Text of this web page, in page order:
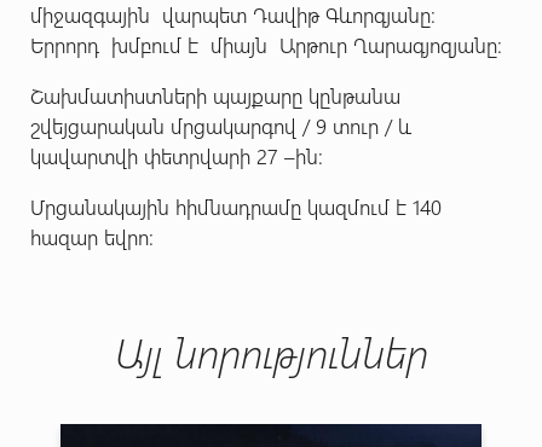
միջազգային վարպետ Դավիթ Գևորգյանը։
Երրորդ խմբում է միայն Արթուր Ղարագյոզյանը։
Շախմատիստների պայքարը կընթանա
շվեյցարական մրցակարգով / 9 տուր / և
կավարտվի փետրվարի 27 –ին:
Մրցանակային հիմնադրամը կազմում է 140
հազար եվրո:
Այլ նորություններ